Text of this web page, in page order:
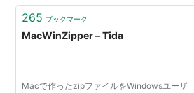
265 ブックマーク
MacWinZipper – Tida
Macで作ったzipファイルをWindowsユーザ